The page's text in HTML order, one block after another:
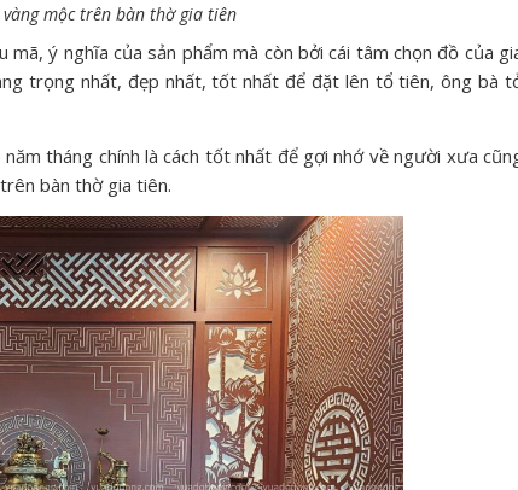
mộc trên bàn thờ gia tiên
mã, ý nghĩa của sản phẩm mà còn bởi cái tâm chọn đồ của
trọng nhất, đẹp nhất, tốt nhất để đặt lên tổ tiên, ông bà
tháng chính là cách tốt nhất để gợi nhớ về người xưa
bàn thờ gia tiên.